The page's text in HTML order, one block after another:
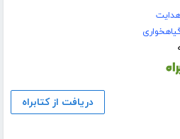
دریافت از کتابراه